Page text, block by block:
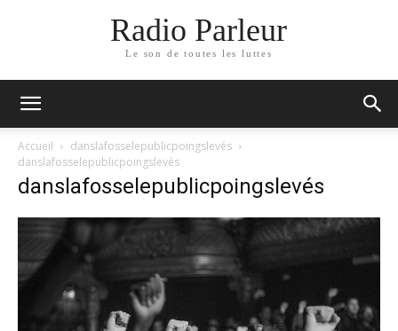
Radio Parleur
Le son de toutes les luttes
Accueil
danslafosselepublicpoingslevés
danslafosselepublicpoingslevés
danslafosselepublicpoingslevés